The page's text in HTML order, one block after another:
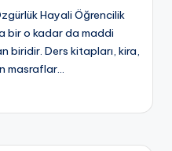
Hayali Öğrencilik
bir o kadar da maddi
biridir. Ders kitapları, kira,
masraflar…